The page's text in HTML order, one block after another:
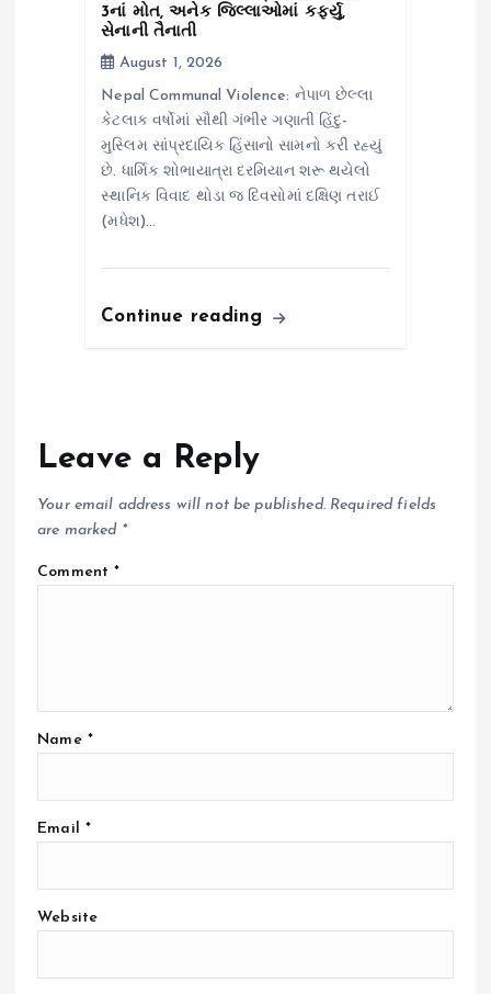
3નાં મોત, અનેક જિલ્લાઓમાં કર્ફ્યુ,
સેનાની તૈનાતી
August 1, 2026
Nepal Communal Violence: નેપાળ છેલ્લા
કેટલાક વર્ષોમાં સૌથી ગંભીર ગણાતી હિંદુ-
મુસ્લિમ સાંપ્રદાયિક હિંસાનો સામનો કરી રહ્યું
છે. ધાર્મિક શોભાયાત્રા દરમિયાન શરૂ થયેલો
સ્થાનિક વિવાદ થોડા જ દિવસોમાં દક્ષિણ તરાઈ
(મધેશ)…
Continue reading
Leave a Reply
Your email address will not be published. Required fields
are marked *
Comment*
Name *
Email *
Website